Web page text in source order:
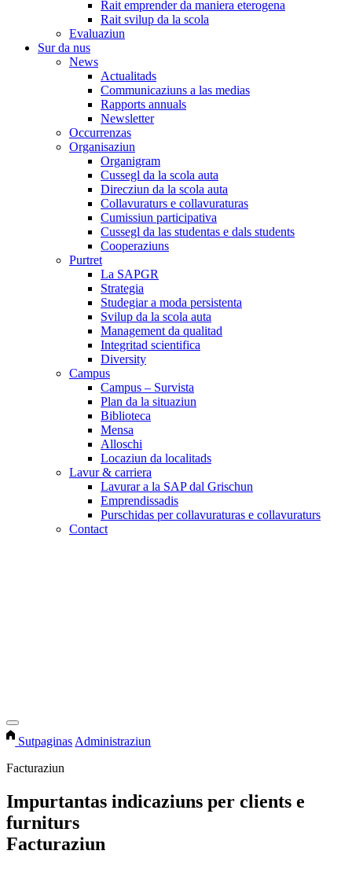
Rait emprender da maniera eterogena
Rait svilup da la scola
Evaluaziun
Sur da nus
News
Actualitads
Communicaziuns a las medias
Rapports annuals
Newsletter
Occurrenzas
Organisaziun
Organigram
Cussegl da la scola auta
Direcziun da la scola auta
Collavuraturs e collavuraturas
Cumissiun participativa
Cussegl da las studentas e dals students
Cooperaziuns
Purtret
La SAPGR
Strategia
Studegiar a moda persistenta
Svilup da la scola auta
Management da qualitad
Integritad scientifica
Diversity
Campus
Campus – Survista
Plan da la situaziun
Biblioteca
Mensa
Alloschi
Locaziun da localitads
Lavur & carriera
Lavurar a la SAP dal Grischun
Emprendissadis
Purschidas per collavuraturas e collavuraturs
Contact
Sutpaginas Administraziun
Facturaziun
Impurtantas indicaziuns per clients e
furniturs
Facturaziun